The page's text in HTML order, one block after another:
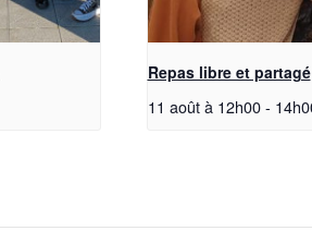
Repas libre et partagé
11 août à 12h00 -